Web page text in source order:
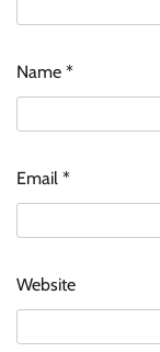
Name *
Email *
Website